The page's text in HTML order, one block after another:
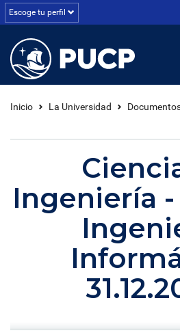
Escoge tu perfil
Inicio La Universidad
Ingeniería -